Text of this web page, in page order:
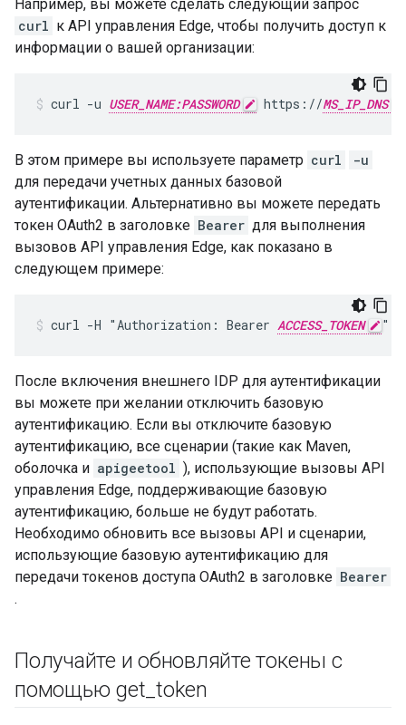
Например, вы можете сделать следующий запрос
curl к API управления Edge, чтобы получить доступ к
информации о вашей организации:
curl -u USER_NAME:PASSWORD https://MS_IP_DNS
В этом примере вы используете параметр curl
-u
для передачи учетных данных базовой
аутентификации. Альтернативно вы можете передать
токен OAuth2 в заголовке Bearer для выполнения
вызовов API управления Edge, как показано в
следующем примере:
curl -H "Authorization: Bearer ACCESS_TOKEN "
После включения внешнего IDP для аутентификации
вы можете при желании отключить базовую
аутентификацию. Если вы отключите базовую
аутентификацию, все сценарии (такие как Maven,
оболочка и apigeetool ), использующие вызовы API
управления Edge, поддерживающие базовую
аутентификацию, больше не будут работать.
Необходимо обновить все вызовы API и сценарии,
использующие базовую аутентификацию для
передачи токенов доступа OAuth2 в заголовке Bearer
.
Получайте и обновляйте токены с
помощью get _token